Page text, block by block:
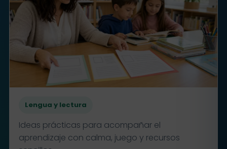
Lengua y lectura
Ideas prácticas para acompañar el
aprendizaje con calma, juego y recursos